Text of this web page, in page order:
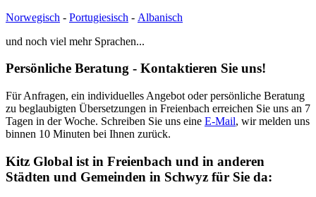
Norwegisch - Portugiesisch - Albanisch
und noch viel mehr Sprachen...
Persönliche Beratung - Kontaktieren Sie uns!
Für Anfragen, ein individuelles Angebot oder persönliche Beratung
zu beglaubigten Übersetzungen in Freienbach erreichen Sie uns an 7
Tagen in der Woche. Schreiben Sie uns eine E-Mail, wir melden uns
binnen 10 Minuten bei Ihnen zurück.
Kitz Global ist in Freienbach und in anderen
Städten und Gemeinden in Schwyz für Sie da: